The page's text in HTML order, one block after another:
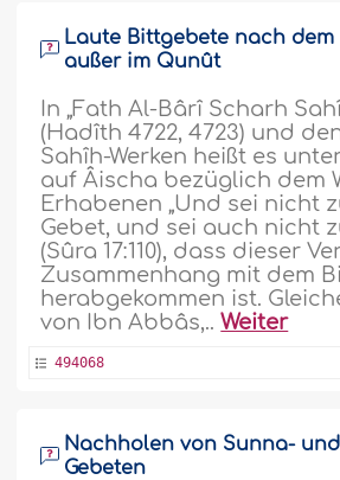
Laute Bittgebete nach dem
außer im Qunût
In „Fath Al-Bârî Scharh
(Hadîth 4722, 4723) und
Sahîh-Werken heißt es
auf Âischa bezüglich dem
Erhabenen „Und sei nicht
Gebet, und sei auch nicht
(Sûra 17:110), dass dieser
Zusammenhang mit dem
herabgekommen ist.
von Ibn Abbâs,..Weiter
494068
Nachholen von Sunna-
Gebeten